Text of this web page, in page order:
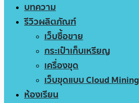
บทความ
รีวิวผลิตภัณฑ์
เว็บซื้อขาย
กระเป๋าเก็บเหรียญ
เครื่องขุด
เว็บขุดแบบ Cloud Mining
ห้องเรียน